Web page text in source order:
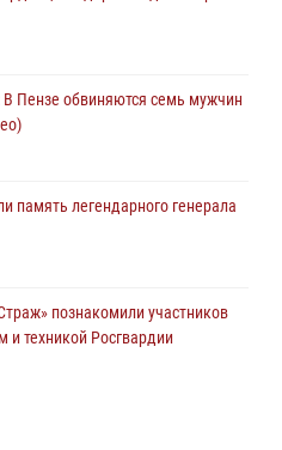
Пензе обвиняются семь мужчин
память легендарного генерала
познакомили участников
и техникой Росгвардии
помощь